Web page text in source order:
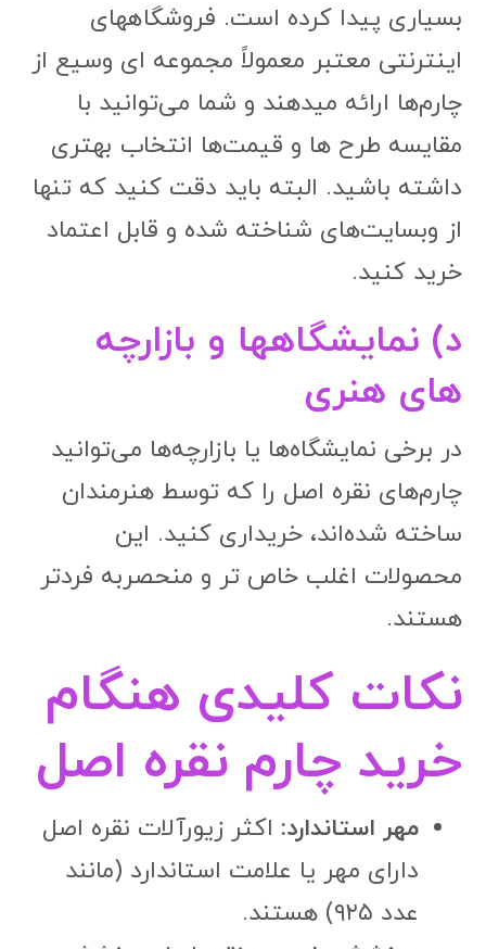
بسیاری پیدا کرده است. فروشگاههای
اینترنتی معتبر معمولاً مجموعه ای وسیع از
چارم‌ها ارائه میدهند و شما می‌توانید با
مقایسه طرح ها و قیمت‌ها انتخاب بهتری
داشته باشید. البته باید دقت کنید که تنها
از وبسایت‌های شناخته شده و قابل اعتماد
خرید کنید.
د) نمایشگاهها و بازارچه
های هنری
در برخی نمایشگاه‌ها یا بازارچه‌ها می‌توانید
چارم‌های نقره اصل را که توسط هنرمندان
ساخته شده‌اند، خریداری کنید. این
محصولات اغلب خاص تر و منحصربه فردتر
هستند.
نکات کلیدی هنگام
خرید چارم نقره اصل
مهر استاندارد: اکثر زیورآلات نقره اصل
دارای مهر یا علامت استاندارد (مانند
عدد ۹۲۵) هستند.